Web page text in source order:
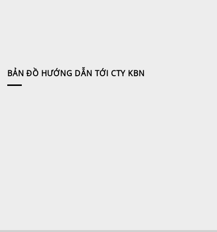
BẢN ĐỒ HƯỚNG DẪN TỚI CTY KBN